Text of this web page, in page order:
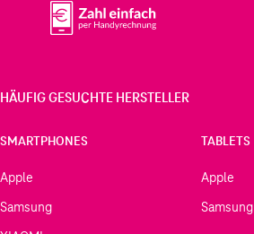
HÄUFIG GESUCHTE HERSTELLER
SMARTPHONES
Apple
Samsung
TABLETS
Apple
Samsung